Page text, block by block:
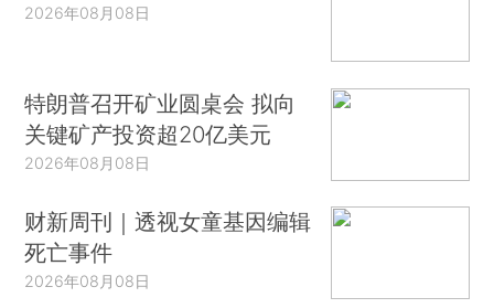
2026年08月08日
特朗普召开矿业圆桌会 拟向
关键矿产投资超20亿美元
2026年08月08日
财新周刊｜透视女童基因编辑
死亡事件
2026年08月08日